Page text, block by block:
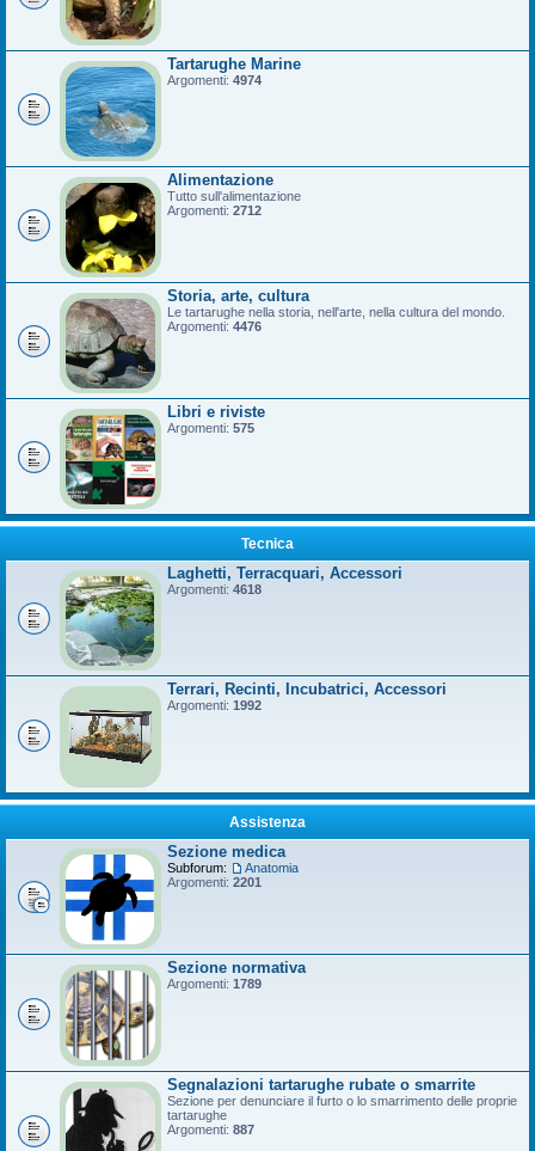
Tartarughe Marine
Argomenti: 4974
Alimentazione
Tutto sull'alimentazione
Argomenti: 2712
Storia, arte, cultura
Le tartarughe nella storia, nell'arte, nella cultura del mondo.
Argomenti: 4476
Libri e riviste
Argomenti: 575
Tecnica
Laghetti, Terracquari, Accessori
Argomenti: 4618
Terrari, Recinti, Incubatrici, Accessori
Argomenti: 1992
Assistenza
Sezione medica
Subforum:
Anatomia
Argomenti: 2201
Sezione normativa
Argomenti: 1789
Segnalazioni tartarughe rubate o smarrite
Sezione per denunciare il furto o lo smarrimento delle proprie
tartarughe
Argomenti: 887